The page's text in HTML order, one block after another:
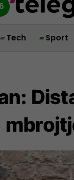
Tech Sport